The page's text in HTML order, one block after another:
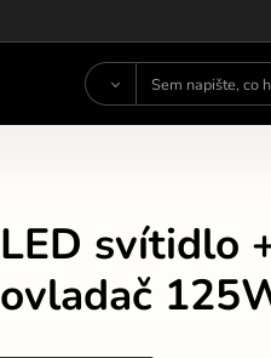
LED svítidlo
ovladač